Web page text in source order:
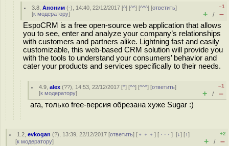
3.8 ,Аноним (-), 14:40, 22/12/2017 [^] [^^] [^^^] [ответить]
[к модератору]
–1
+ / –
EspoCRM is a free open-source web application that allows
you to see, enter and analyze your company’s relationships
with customers and partners alike. Lightning fast and easily
customizable, this web-based CRM solution will provide you
with the tools to understand your consumers’ behavior and
cater your products and services specifically to their needs.
4.9 ,alex (??), 14:53, 22/12/2017 [^] [^^] [^^^] [ответить]
[к модератору]
–1
+ / –
ага, только free-версия обрезана хуже Sugar :)
1.2 ,evkogan (?), 13:39, 22/12/2017 [ответить] [ ﹢﹢﹢] [ · · ·][↓] [↑]
[к модератору]
+2
+ / –